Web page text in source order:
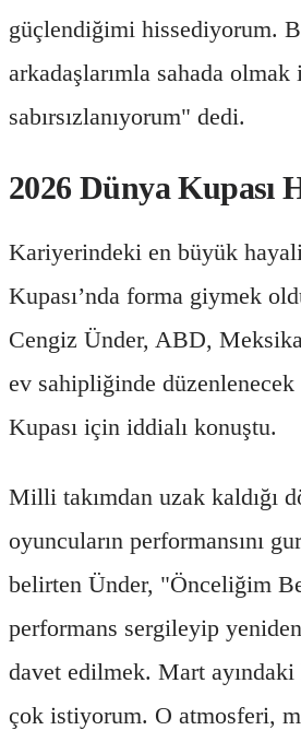
güçlendiğimi hissediyorum.
arkadaşlarımla sahada olmak
sabırsızlanıyorum" dedi.
2026 Dünya Kupası
Kariyerindeki en büyük
Kupası’nda forma giymek
Cengiz Ünder, ABD, Meksika
ev sahipliğinde
Kupası için iddialı konuştu.
Milli takımdan uzak kaldığı
oyuncuların performansını
belirten Ünder, "Önceliğim
performans sergileyip
davet edilmek. Mart ayındaki
çok istiyorum. O atmosferi,